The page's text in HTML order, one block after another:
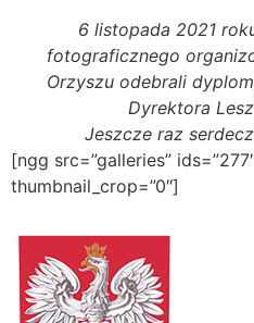
6 listopada 2021
fotograficznego
Orzyszu odebrali
Dyrektora
Jeszcze raz
[ngg src=”galleries”
thumbnail_crop=”0″]